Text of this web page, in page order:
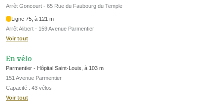
Arrêt Goncourt - 65 Rue du Faubourg du Temple
Ligne 75, à 121 m
Arrêt Alibert - 159 Avenue Parmentier
Voir tout
En vélo
Parmentier - Hôpital Saint-Louis, à 103 m
151 Avenue Parmentier
Capacité : 43 vélos
Voir tout